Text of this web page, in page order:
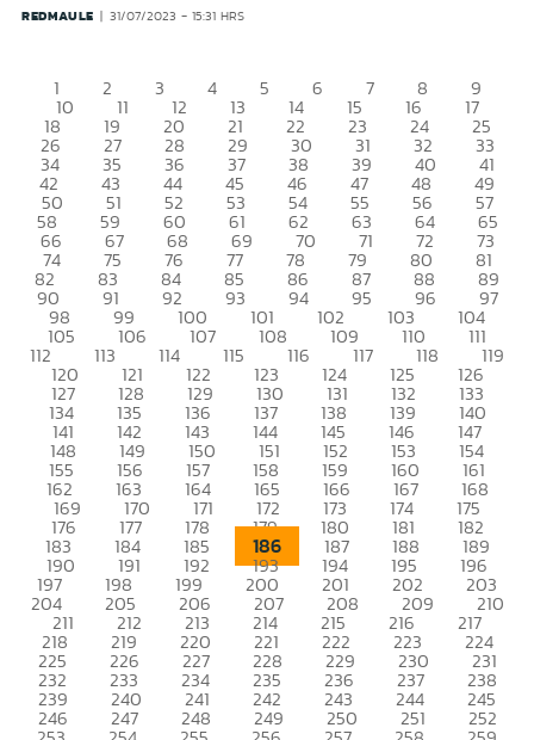
REDMAULE 31/07/2023 - 15:31 HRS
1 2 3 4 5 6 7 8 9
10 11 12 13 14 15 16 17
18 19 20 21 22 23 24 25
26 27 28 29 30 31 32 33
34 35 36 37 38 39 40 41
42 43 44 45 46 47 48 49
50 51 52 53 54 55 56 57
58 59 60 61 62 63 64 65
66 67 68 69 70 71 72 73
74 75 76 77 78 79 80 81
82 83 84 85 86 87 88 89
90 91 92 93 94 95 96 97
98 99 100 101 102 103 104
105 106 107 108 109 110 111
112 113 114 115 116 117 118 119
120 121 122 123 124 125 126
127 128 129 130 131 132 133
134 135 136 137 138 139 140
141 142 143 144 145 146 147
148 149 150 151 152 153 154
155 156 157 158 159 160 161
162 163 164 165 166 167 168
169 170 171 172 173 174 175
176 177 178 179 180 181 182
183 184 185 186 187 188 189
190 191 192 193 194 195 196
197 198 199 200 201 202 203
204 205 206 207 208 209 210
211 212 213 214 215 216 217
218 219 220 221 222 223 224
225 226 227 228 229 230 231
232 233 234 235 236 237 238
239 240 241 242 243 244 245
246 247 248 249 250 251 252